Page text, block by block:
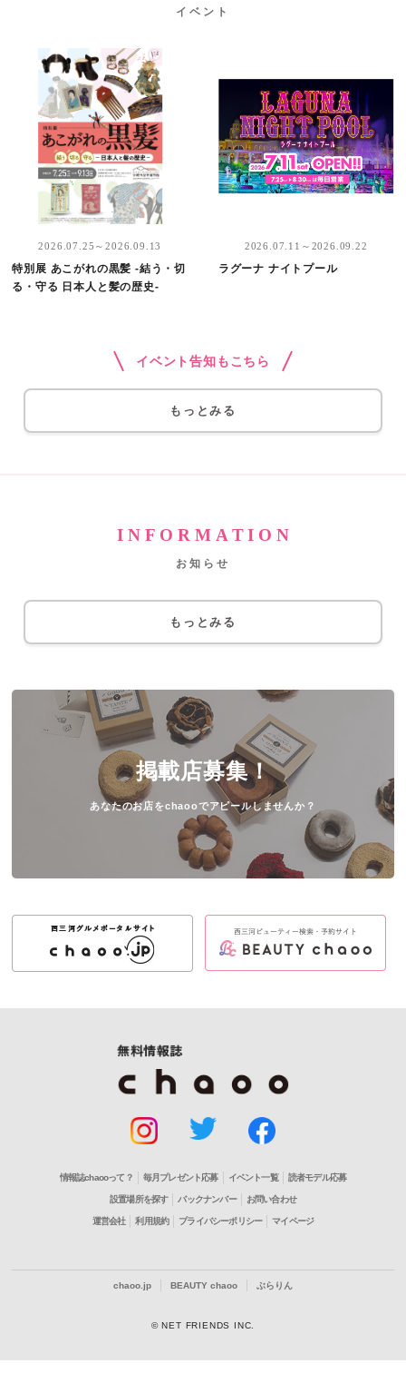
イベント
2026.07.25～2026.09.13
特別展 あこがれの黒髪 -結う・切
る・守る 日本人と髪の歴史-
2026.07.11～2026.09.22
ラグーナ ナイトプール
イベント告知もこちら
もっとみる
INFORMATION
お知らせ
もっとみる
掲載店募集！
あなたのお店をchaooでアピールしませんか？
情報誌chaooって？ 毎月プレゼント応募 イベント一覧 読者モデル応募
設置場所を探す バックナンバー お問い合わせ
運営会社 利用規約 プライバシーポリシー
chaoo.jp BEAUTY chaoo ぶらりん
マイページ
© NET FRIENDS INC.